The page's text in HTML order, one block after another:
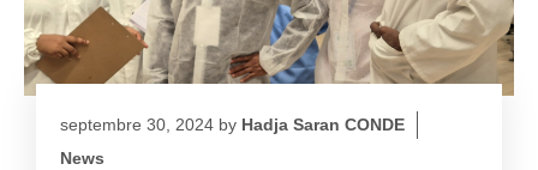
septembre 30, 2024 by Hadja Saran CONDE
News